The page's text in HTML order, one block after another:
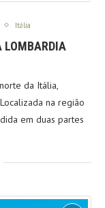
Itália
LOMBARDIA
da Itália,
na região
em duas partes